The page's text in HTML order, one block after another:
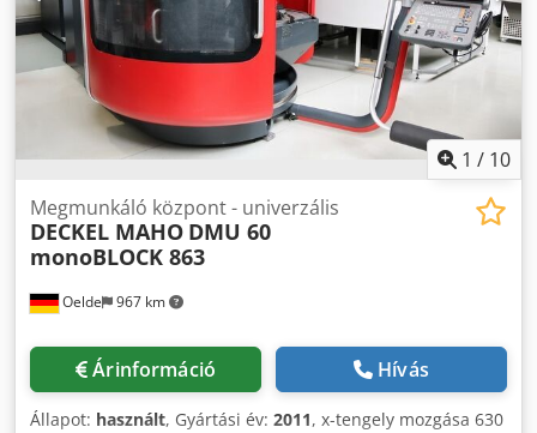
1 / 10
Oelde 967 km
Megmunkáló központ - univerzális
DECKEL MAHO DMU 60
monoBLOCK 863
Árinformáció Hívás
Állapot: használt, Gyártási év: 2011, x-tengely mozgása 630